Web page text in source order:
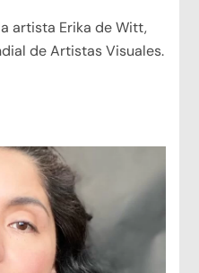
artista Erika de Witt,
de Artistas Visuales.